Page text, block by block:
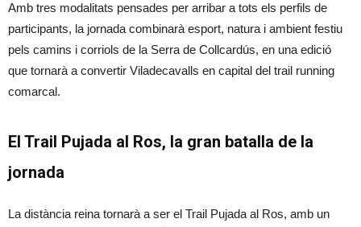
Amb tres modalitats pensades per arribar a tots els perfils de
participants, la jornada combinarà esport, natura i ambient festiu
pels camins i corriols de la Serra de Collcardús, en una edició
que tornarà a convertir Viladecavalls en capital del trail running
comarcal.
El Trail Pujada al Ros, la gran batalla de la
jornada
La distància reina tornarà a ser el Trail Pujada al Ros, amb un